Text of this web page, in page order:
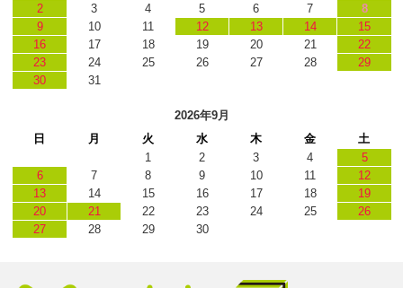
2
3 4 5 6 7
8
9
10 11 12 13 14
15
16
17 18 19 20 21
22
23
24 25 26 27 28
29
30
31
2026年9月
日
月 火 水 木 金
土
1
2 3 4
5
6
7 8 9 10 11
12
13
14 15 16 17 18
19
20
21 22 23 24 25
26
27
28 29 30